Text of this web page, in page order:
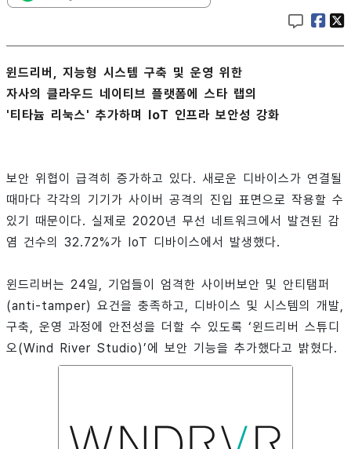
윈드리버, 지능형 시스템 구축 및 운영 위한
자사의 클라우드 네이티브 플랫폼에 스타 랩의
'티타늄 리눅스' 추가하며 IoT 인프라 보안성 강화
보안 위협이 급격히 증가하고 있다. 새로운 디바이스가 연결될
때마다 각각의 기기가 사이버 공격의 진입 표면으로 작용할 수
있기 때문이다. 실제로 2020년 무선 네트워크에서 발견된 감
염 건수의 32.72%가 IoT 디바이스에서 발생했다.
윈드리버는 24일, 기업들이 엄격한 사이버보안 및 안티탬퍼
(anti-tamper) 요건을 충족하고, 디바이스 및 시스템의 개발,
구축, 운영 과정에 안전성을 더할 수 있도록 ‘윈드리버 스튜디
오(Wind River Studio)’에 보안 기능을 추가했다고 밝혔다.